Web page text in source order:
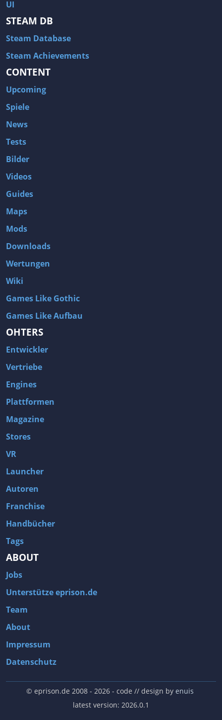
UI
STEAM DB
Steam Database
Steam Achievements
CONTENT
Upcoming
Spiele
News
Tests
Bilder
Videos
Guides
Maps
Mods
Downloads
Wertungen
Wiki
Games Like Gothic
Games Like Aufbau
OHTERS
Entwickler
Vertriebe
Engines
Plattformen
Magazine
Stores
VR
Launcher
Autoren
Franchise
Handbücher
Tags
ABOUT
Jobs
Unterstütze eprison.de
Team
About
Impressum
Datenschutz
© eprison.de 2008 - 2026- code // design by enuis
latest version: 2026.0.1